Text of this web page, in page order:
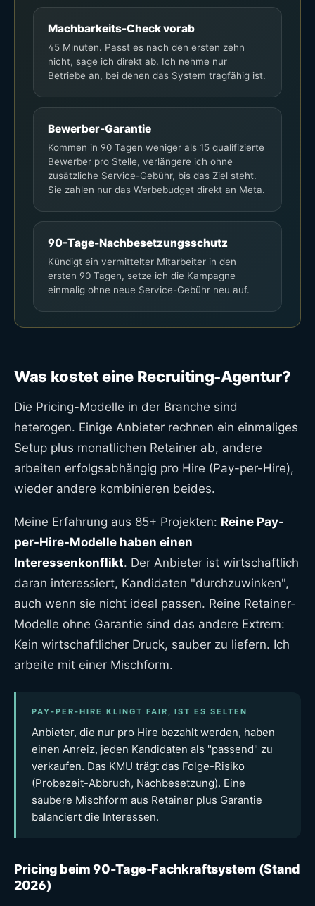
Machbarkeits-Check vorab
45 Minuten. Passt es nach den ersten zehn
nicht, sage ich direkt ab. Ich nehme nur
Betriebe an, bei denen das System tragfähig ist.
Bewerber-Garantie
Kommen in 90 Tagen weniger als 15 qualifizierte
Bewerber pro Stelle, verlängere ich ohne
zusätzliche Service-Gebühr, bis das Ziel steht.
Sie zahlen nur das Werbebudget direkt an Meta.
90-Tage-Nachbesetzungsschutz
Kündigt ein vermittelter Mitarbeiter in den
ersten 90 Tagen, setze ich die Kampagne
einmalig ohne neue Service-Gebühr neu auf.
Was kostet eine Recruiting-Agentur?
Die Pricing-Modelle in der Branche sind
heterogen. Einige Anbieter rechnen ein einmaliges
Setup plus monatlichen Retainer ab, andere
arbeiten erfolgsabhängig pro Hire (Pay-per-Hire),
wieder andere kombinieren beides.
Meine Erfahrung aus 85+ Projekten: Reine Pay-
per-Hire-Modelle haben einen
Interessenkonflikt. Der Anbieter ist wirtschaftlich
daran interessiert, Kandidaten "durchzuwinken",
auch wenn sie nicht ideal passen. Reine Retainer-
Modelle ohne Garantie sind das andere Extrem:
Kein wirtschaftlicher Druck, sauber zu liefern. Ich
arbeite mit einer Mischform.
PAY-PER-HIRE KLINGT FAIR, IST ES SELTEN
Anbieter, die nur pro Hire bezahlt werden, haben
einen Anreiz, jeden Kandidaten als "passend" zu
verkaufen. Das KMU trägt das Folge-Risiko
(Probezeit-Abbruch, Nachbesetzung). Eine
saubere Mischform aus Retainer plus Garantie
balanciert die Interessen.
Pricing beim 90-Tage-Fachkraftsystem (Stand
2026)